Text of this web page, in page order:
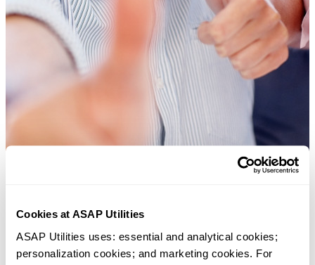
Cookies at ASAP Utilities
ASAP Utilities uses: essential and analytical cookies;
personalization cookies; and marketing cookies. For
Praktische tools die veel Excel-gebruikers in Excel missen.